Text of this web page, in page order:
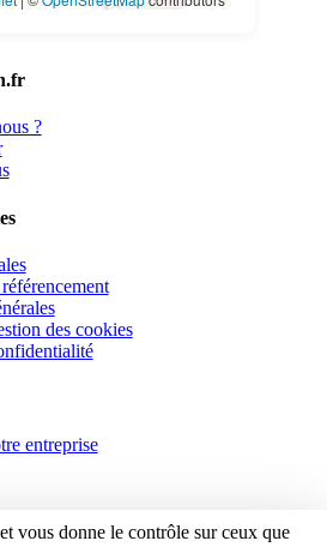
?
des cookies
entreprise
vous donne le contrôle sur ceux que